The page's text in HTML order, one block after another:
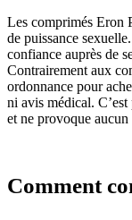
Les comprimés Eron
de puissance
confiance auprès de
Contrairement aux
ordonnance pour
ni avis médical. C’est
et ne provoque
Comment